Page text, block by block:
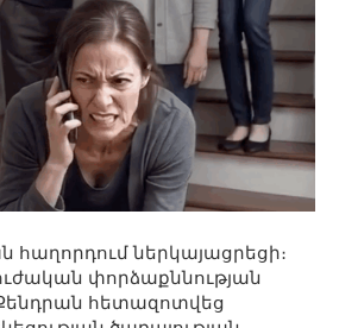
ներկայացրեցի։
փորձաքննության
հետազոտվեց